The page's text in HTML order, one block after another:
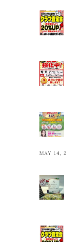
MAY 14,